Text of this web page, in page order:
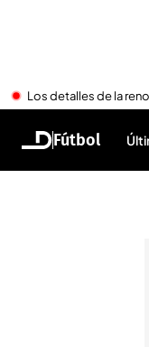
Los detalles de la
Fútbol